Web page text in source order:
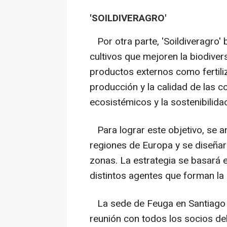
'SOILDIVERAGRO'
Por otra parte, 'Soildiveragro'
cultivos que mejoren la
productos externos como
producción y la calidad de las
ecosistémicos y la
Para lograr este objetivo, se
regiones de Europa y se
zonas. La estrategia se basará
distintos agentes que forman la
La sede de Feuga en
reunión con todos los socios